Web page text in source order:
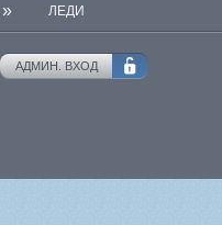
» ЛЕДИ
АДМИН. ВХОД